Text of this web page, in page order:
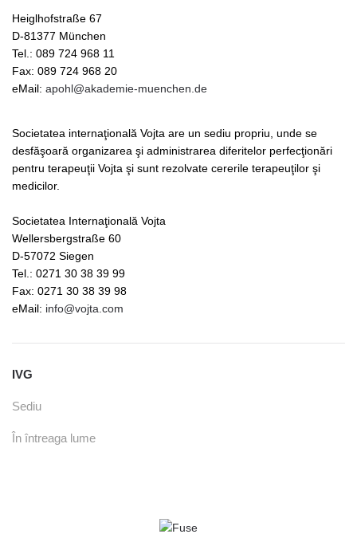
Heiglhofstraße 67
D-81377 München
Tel.: 089 724 968 11
Fax: 089 724 968 20
eMail: apohl@akademie-muenchen.de
Societatea internaţională Vojta are un sediu propriu, unde se
desfăşoară organizarea şi administrarea diferitelor perfecţionări
pentru terapeuţii Vojta şi sunt rezolvate cererile terapeuţilor şi
medicilor.
Societatea Internaţională Vojta
Wellersbergstraße 60
D-57072 Siegen
Tel.: 0271 30 38 39 99
Fax: 0271 30 38 39 98
eMail: info@vojta.com
IVG
Sediu
În întreaga lume